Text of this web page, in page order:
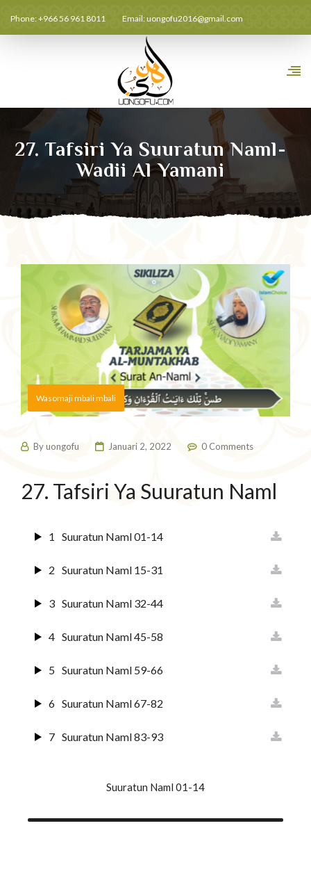
Phone: +966 56 961 8011 Email:uongofu2016@gmail.com
27. Tafsiri Ya Suuratun Naml-
Wadii Al Yamani
Wasomaji mbali mbali
Byuongofu Januari 2, 2022 0 Comments
27. Tafsiri Ya Suuratun Naml
1 Suuratun Naml 01-14
2 Suuratun Naml 15-31
3 Suuratun Naml 32-44
4 Suuratun Naml 45-58
5 Suuratun Naml 59-66
6 Suuratun Naml 67-82
7 Suuratun Naml 83-93
Suuratun Naml 01-14